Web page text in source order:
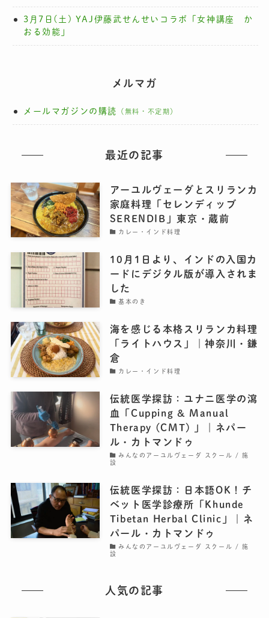
3月7日(土) YAJ伊藤武せんせいコラボ「女神講座 か
おる効能」
メルマガ
メールマガジンの購読 （無料・不定期）
最近の記事
アーユルヴェーダとスリランカ
家庭料理「セレンディッブ
SERENDIB」東京・蔵前
カレー・インド料理
10月1日より、インドの入国カ
ードにデジタル版が導入されま
した
基本のき
海を感じる本格スリランカ料理
「ライトハウス」｜神奈川・鎌
倉
カレー・インド料理
伝統医学探訪：ユナニ医学の瀉
血「Cupping & Manual
Therapy (CMT) 」｜ネパー
ル・カトマンドゥ
みんなのアーユルヴェーダ スクール / 施
設
伝統医学探訪：日本語OK！チ
ベット医学診療所「Khunde
Tibetan Herbal Clinic」｜ネ
パール・カトマンドゥ
みんなのアーユルヴェーダ スクール / 施
設
人気の記事